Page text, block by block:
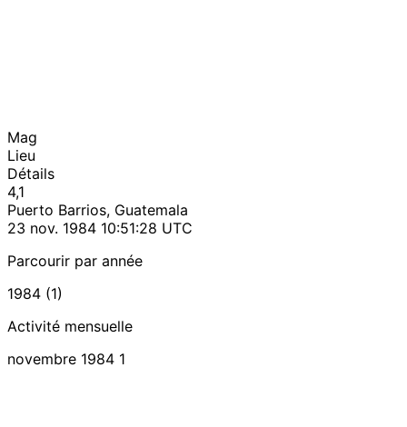
Mag
Lieu
Détails
4,1
Puerto Barrios, Guatemala
23 nov. 1984 10:51:28 UTC
Parcourir par année
1984 (1)
Activité mensuelle
novembre 1984 1